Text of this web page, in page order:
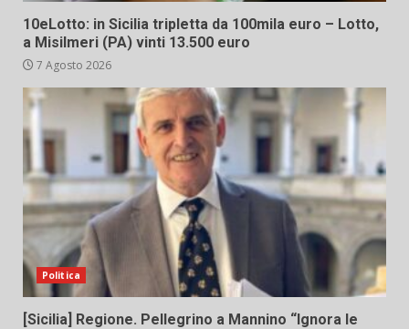
10eLotto: in Sicilia tripletta da 100mila euro – Lotto,
a Misilmeri (PA) vinti 13.500 euro
7 Agosto 2026
Politica
[Sicilia] Regione. Pellegrino a Mannino “Ignora le